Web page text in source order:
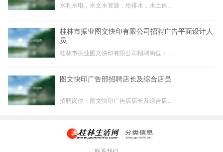
水利水电，水文水资源，给排水，水土保...
桂林市振业图文快印有限公司招聘广告平面设计人
员
桂林市振业图文快印有限公司招聘岗位：...
图文快印广告部招聘店长及综合店员
招聘岗位：图文快印广告店店长及综合店...